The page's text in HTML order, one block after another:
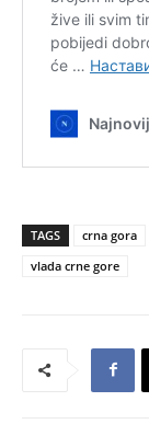
TAGS crna gora
vlada crne gore